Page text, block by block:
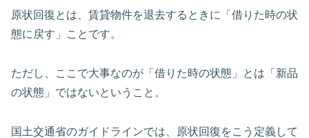
原状回復とは、賃貸物件を退去するときに「借りた時の状
態に戻す」ことです。
ただし、ここで大事なのが「借りた時の状態」とは「新品
の状態」ではないということ。
国土交通省のガイドラインでは、原状回復をこう定義して